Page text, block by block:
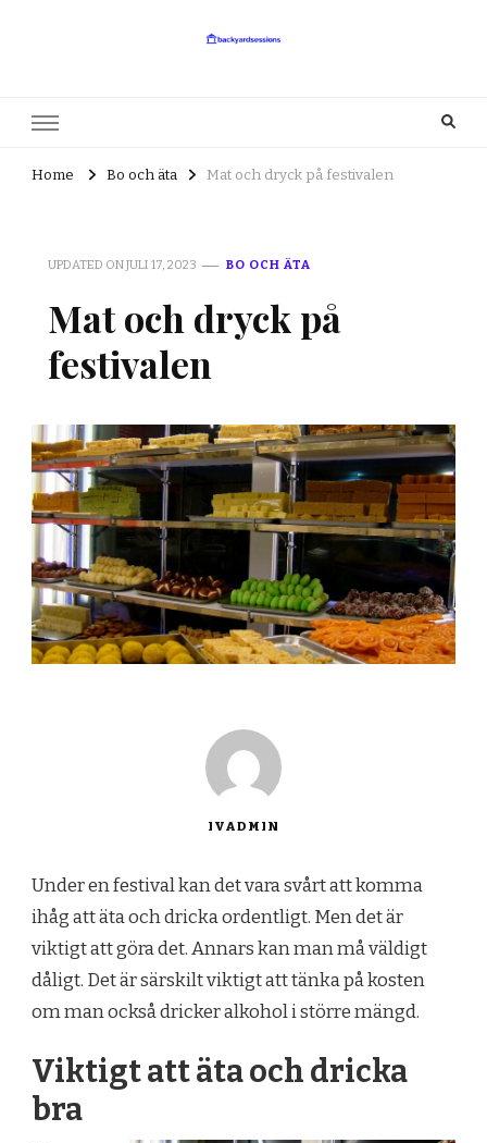
Home Bo och äta Mat och dryck på festivalen
UPDATED ONJULI 17, 2023 BO OCH ÄTA
Mat och dryck på
festivalen
IVADMIN
Under en festival kan det vara svårt att komma
ihåg att äta och dricka ordentligt. Men det är
viktigt att göra det. Annars kan man må väldigt
dåligt. Det är särskilt viktigt att tänka på kosten
om man också dricker alkohol i större mängd.
Viktigt att äta och dricka
bra